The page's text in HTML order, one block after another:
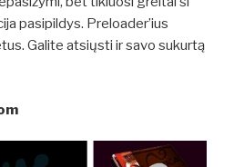
pasipildys. Preloader’ius
Galite atsiųsti ir savo sukurtą